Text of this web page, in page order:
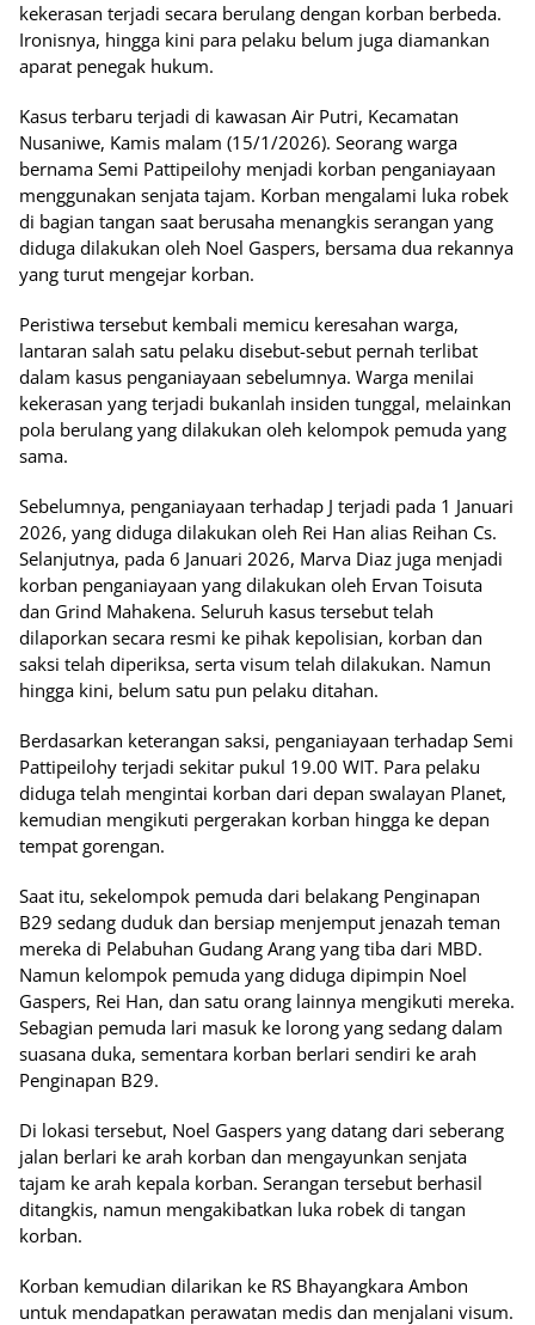
kekerasan terjadi secara berulang dengan korban berbeda.
Ironisnya, hingga kini para pelaku belum juga diamankan
aparat penegak hukum.
Kasus terbaru terjadi di kawasan Air Putri, Kecamatan
Nusaniwe, Kamis malam (15/1/2026). Seorang warga
bernama Semi Pattipeilohy menjadi korban penganiayaan
menggunakan senjata tajam. Korban mengalami luka robek
di bagian tangan saat berusaha menangkis serangan yang
diduga dilakukan oleh Noel Gaspers, bersama dua rekannya
yang turut mengejar korban.
Peristiwa tersebut kembali memicu keresahan warga,
lantaran salah satu pelaku disebut-sebut pernah terlibat
dalam kasus penganiayaan sebelumnya. Warga menilai
kekerasan yang terjadi bukanlah insiden tunggal, melainkan
pola berulang yang dilakukan oleh kelompok pemuda yang
sama.
Sebelumnya, penganiayaan terhadap J terjadi pada 1 Januari
2026, yang diduga dilakukan oleh Rei Han alias Reihan Cs.
Selanjutnya, pada 6 Januari 2026, Marva Diaz juga menjadi
korban penganiayaan yang dilakukan oleh Ervan Toisuta
dan Grind Mahakena. Seluruh kasus tersebut telah
dilaporkan secara resmi ke pihak kepolisian, korban dan
saksi telah diperiksa, serta visum telah dilakukan. Namun
hingga kini, belum satu pun pelaku ditahan.
Berdasarkan keterangan saksi, penganiayaan terhadap Semi
Pattipeilohy terjadi sekitar pukul 19.00 WIT. Para pelaku
diduga telah mengintai korban dari depan swalayan Planet,
kemudian mengikuti pergerakan korban hingga ke depan
tempat gorengan.
Saat itu, sekelompok pemuda dari belakang Penginapan
B29 sedang duduk dan bersiap menjemput jenazah teman
mereka di Pelabuhan Gudang Arang yang tiba dari MBD.
Namun kelompok pemuda yang diduga dipimpin Noel
Gaspers, Rei Han, dan satu orang lainnya mengikuti mereka.
Sebagian pemuda lari masuk ke lorong yang sedang dalam
suasana duka, sementara korban berlari sendiri ke arah
Penginapan B29.
Di lokasi tersebut, Noel Gaspers yang datang dari seberang
jalan berlari ke arah korban dan mengayunkan senjata
tajam ke arah kepala korban. Serangan tersebut berhasil
ditangkis, namun mengakibatkan luka robek di tangan
korban.
Korban kemudian dilarikan ke RS Bhayangkara Ambon
untuk mendapatkan perawatan medis dan menjalani visum.